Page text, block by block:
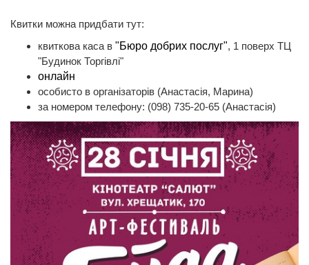
Квитки можна придбати тут:
квиткова каса в "Бюро добрих послуг", 1 поверх ТЦ
"Будинок Торгівлі"
онлайн
особисто в організаторів (Анастасія, Марина)
за номером телефону: (098) 735-20-65 (Анастасія)